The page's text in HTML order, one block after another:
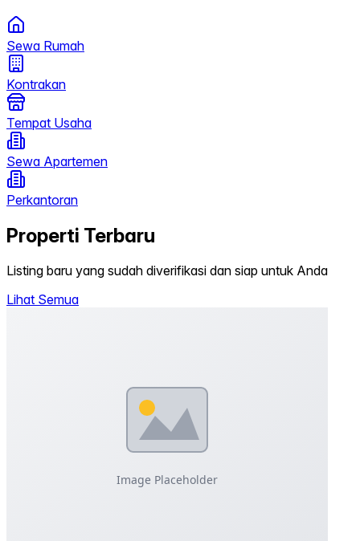
Sewa Rumah
Kontrakan
Tempat Usaha
Sewa Apartemen
Perkantoran
Properti Terbaru
Listing baru yang sudah diverifikasi dan siap untuk Anda
Lihat Semua